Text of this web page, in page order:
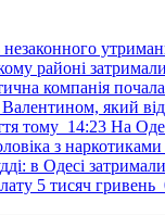
районі
компанія
який
тому 14:23 На
з наркотиками
в Одесі
5 тисяч гривень